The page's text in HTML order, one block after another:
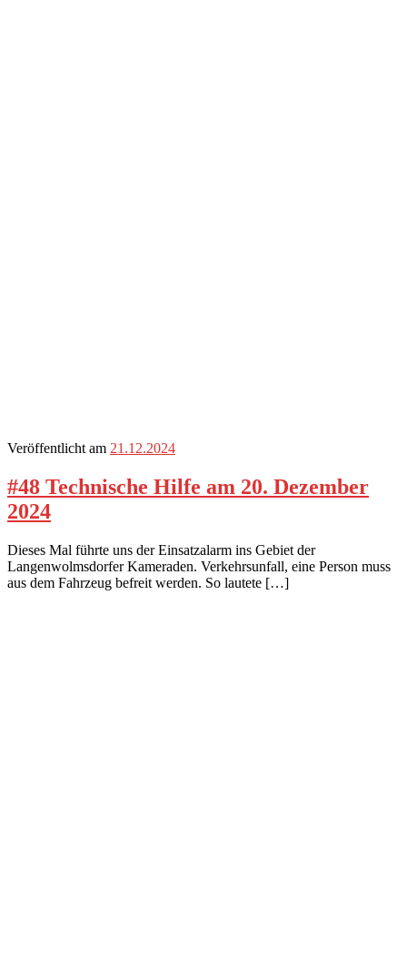
Veröffentlicht am 21.12.2024
#48 Technische Hilfe am 20. Dezember
2024
Dieses Mal führte uns der Einsatzalarm ins Gebiet der
Langenwolmsdorfer Kameraden. Verkehrsunfall, eine Person muss
aus dem Fahrzeug befreit werden. So lautete […]